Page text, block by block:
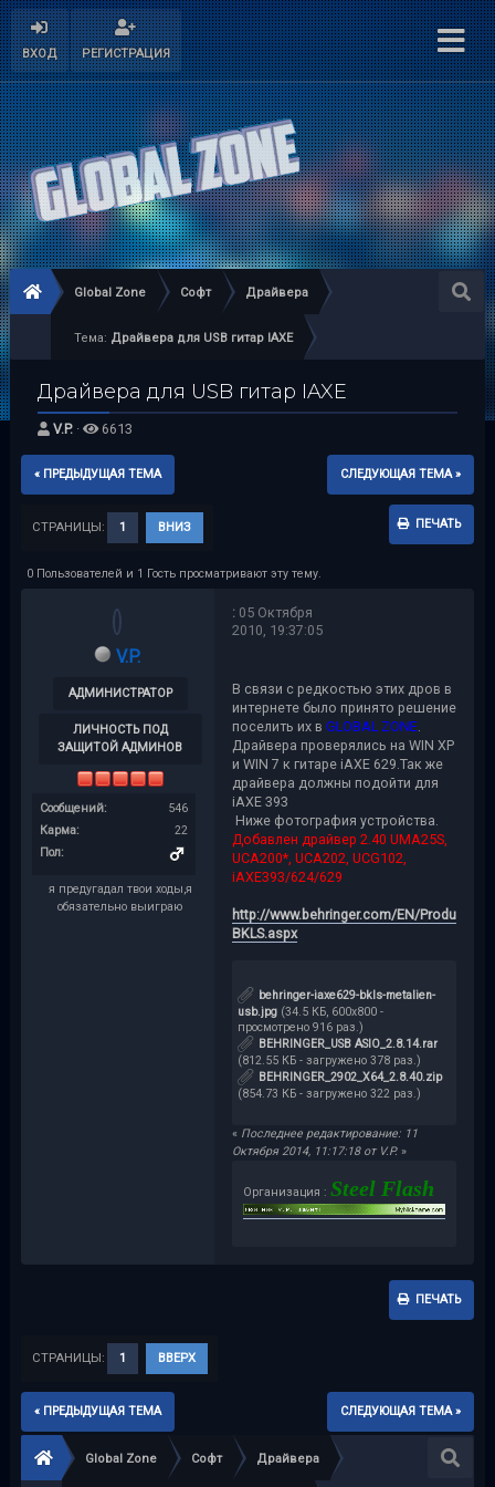
ВХОД РЕГИСТРАЦИЯ
Global Zone Софт Драйвера
Тема: Драйвера для USB гитар IAXE
Драйвера для USB гитар IAXE
V.P.· 6613
« ПРЕДЫДУЩАЯ ТЕМА СЛЕДУЮЩАЯ ТЕМА »
ПЕЧАТЬ
СТРАНИЦЫ: 1 ВНИЗ
0 Пользователей и 1 Гость просматривают эту тему.
V.P.
АДМИНИСТРАТОР
ЛИЧНОСТЬ ПОД
ЗАЩИТОЙ АДМИНОВ
Сообщений:
546
Карма:
22
Пол:
я предугадал твои ходы,я
обязательно выиграю
:05 Октября
2010, 19:37:05
В связи с редкостью этих дров в
интернете было принято решение
поселить их в GLOBAL ZONE.
Драйвера проверялись на WIN XP
и WIN 7 к гитаре iAXE 629.Так же
драйвера должны подойти для
iAXE 393
Ниже фотография устройства.
Добавлен драйвер 2.40 UMA25S,
UCA200*, UCA202, UCG102,
iAXE393/624/629
http://www.behringer.com/EN/Products/
BKLS.aspx
behringer-iaxe629-bkls-metalien-
usb.jpg(34.5 КБ, 600x800 -
просмотрено 916 раз.)
BEHRINGER_USB ASIO_2.8.14.rar
(812.55 КБ - загружено 378 раз.)
BEHRINGER_2902_X64_2.8.40.zip
(854.73 КБ - загружено 322 раз.)
« Последнее редактирование: 11
Октября 2014, 11:17:18 от V.P.»
Организация : Steel Flash
ПЕЧАТЬ
СТРАНИЦЫ: 1 ВВЕРХ
« ПРЕДЫДУЩАЯ ТЕМА СЛЕДУЮЩАЯ ТЕМА »
Global Zone Софт Драйвера